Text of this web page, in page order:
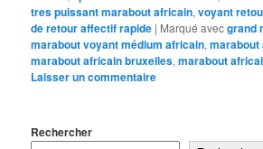
tres puissant marabout africain,voyant
de retour affectif rapide | Marqué avecgrand
marabout voyant médium africain,marabout
marabout africain bruxelles,marabout
Laisser un commentaire
Rechercher